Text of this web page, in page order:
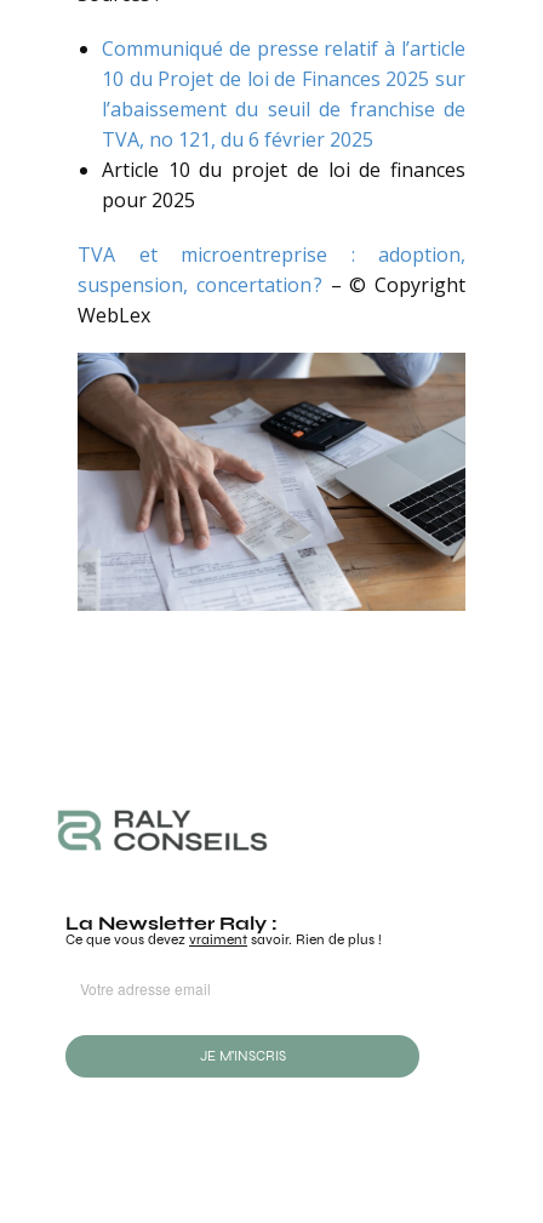
Communiqué de presse relatif à l’article
10 du Projet de loi de Finances 2025 sur
l’abaissement du seuil de franchise de
TVA, no 121, du 6 février 2025
Article 10 du projet de loi de finances
pour 2025
TVA et microentreprise : adoption,
suspension, concertation ? – © Copyright
WebLex
La Newsletter Raly :
Ce que vous devez vraiment savoir. Rien de plus !
JE M'INSCRIS